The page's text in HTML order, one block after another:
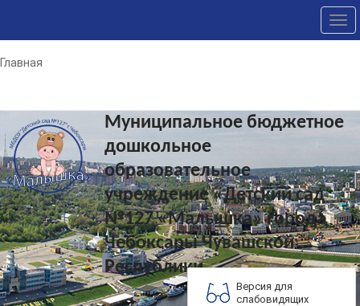
Главная
Муниципальное бюджетное
дошкольное
образовательное
учреждение «Детский сад
№127 «Малышка» города
Чебоксары Чувашской
Республики
Версия для
слабовидящих